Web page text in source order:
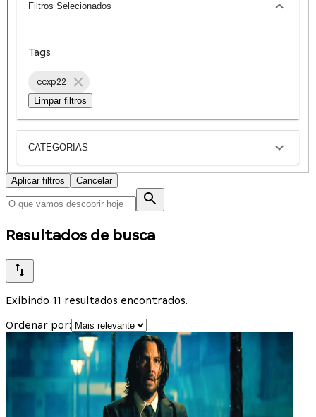
Filtros Selecionados
Tags
ccxp22
Limpar filtros
CATEGORIAS
Aplicar filtros Cancelar
Resultados de busca
Exibindo 11 resultados encontrados.
Ordenar por: